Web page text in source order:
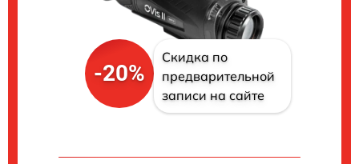
-20%
Скидка по
предварительной
записи на сайте